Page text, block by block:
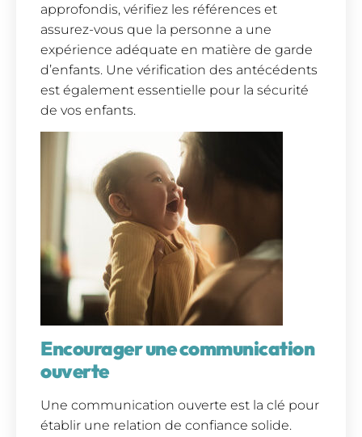
approfondis, vérifiez les références et
assurez-vous que la personne a une
expérience adéquate en matière de garde
d’enfants. Une vérification des antécédents
est également essentielle pour la sécurité
de vos enfants.
Encourager une communication
ouverte
Une communication ouverte est la clé pour
établir une relation de confiance solide.